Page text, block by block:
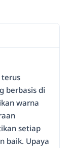
terus
berbasis di
warna
setiap
baik. Upaya